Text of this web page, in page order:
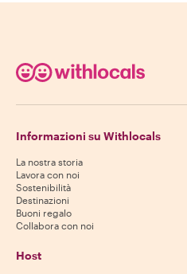
Informazioni su Withlocals
La nostra storia
Lavora con noi
Sostenibilità
Destinazioni
Buoni regalo
Collabora con noi
Host